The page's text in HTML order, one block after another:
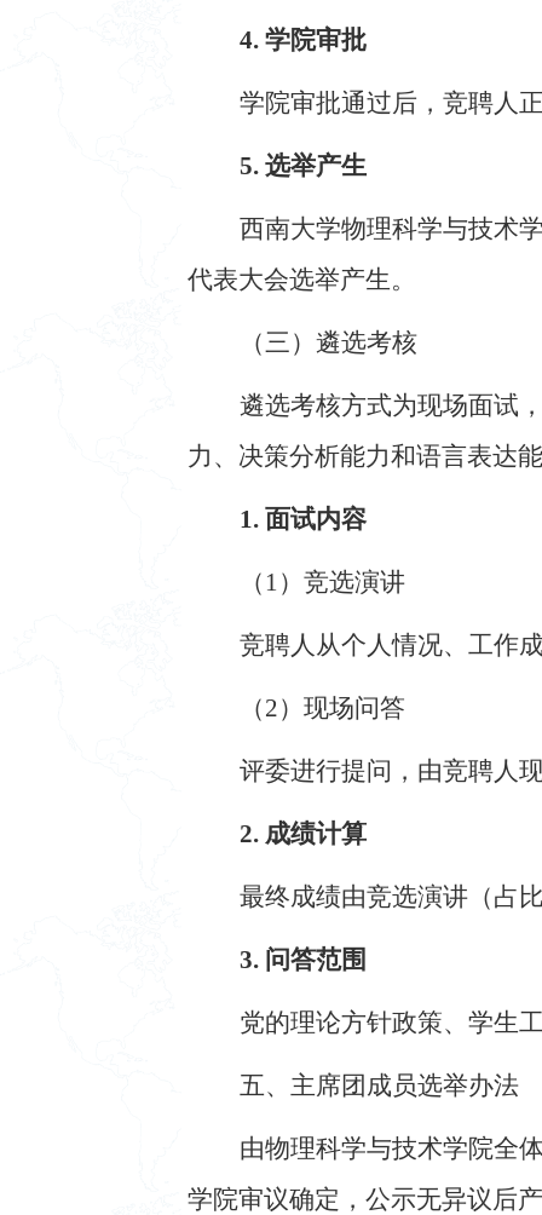
4. 学院审批
学院审批通过后，竞聘人
5. 选举产生
西南大学物理科学与技术
代表大会选举产生。
（三）遴选考核
遴选考核方式为现场面试
力、决策分析能力和语言表达
1. 面试内容
（ 1 ）竞选演讲
竞聘人从个人情况、工作
（2）现场问答
评委进行提问，由竞聘人
2. 成绩计算
最终成绩由竞选演讲（占
3. 问答范围
党的理论方针政策、学生
五、主席团成员选举办法
由物理科学与技术学院全
学院审议确定，公示无异议后